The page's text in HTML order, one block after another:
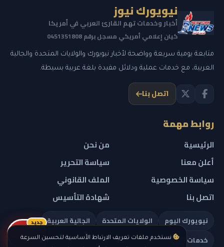
نستخدم ملفات تعريف الارتباط الأساسية لتحسين السرعة
نيويورك نيوز
أخبار وخدمات تهم القارئ العربي في أمريكا
كيان إعلامي أمريكي مسجل برقم 0451351808
متابعة يومية سريعة وواضحة لأخبار نيويورك والولايات المتحدة والجالية
العربية، مع خدمات عملية ودلائل مفيدة بلغة عربية بسيطة.
اتصل بنا
روابط مهمة
الرئيسية
من نحن
أعلن معنا
سياسة التحرير
سياسة الخصوصية
الملف القانوني
اتصل بنا
شهادة التأسيس
نيويورك اليوم الولايات المتحدة
الجالية العربية
خدمات تهمك
ريلز
جديد